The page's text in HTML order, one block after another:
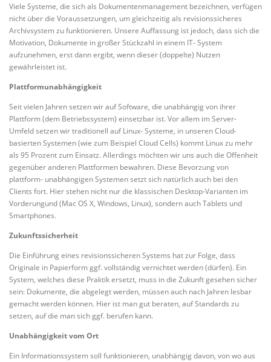
Viele Systeme, die sich als Dokumentenmanagement bezeichnen, verfügen
nicht über die Voraussetzungen, um gleichzeitig als revisionssicheres
Archivsystem zu funktionieren. Unsere Auffassung ist jedoch, dass sich die
Motivation, Dokumente in großer Stückzahl in einem IT- System
aufzunehmen, erst dann ergibt, wenn dieser (doppelte) Nutzen
gewährleistet ist.
Plattformunabhängigkeit
Seit vielen Jahren setzen wir auf Software, die unabhängig von ihrer
Plattform (dem Betriebssystem) einsetzbar ist. Vor allem im Server-
Umfeld setzen wir traditionell auf Linux- Systeme, in unseren Cloud-
basierten Systemen (wie zum Beispiel Cloud Cells) kommt Linux zu mehr
als 95 Prozent zum Einsatz. Allerdings möchten wir uns auch die Offenheit
gegenüber anderen Plattformen bewahren. Diese Bevorzung von
plattform- unabhängigen Systemen setzt sich natürlich auch bei den
Clients fort. Hier stehen nicht nur die klassischen Desktop-Varianten im
Vorderungund (Mac OS X, Windows, Linux), sondern auch Tablets und
Smartphones.
Zukunftssicherheit
Die Einführung eines revisionssicheren Systems hat zur Folge, dass
Originale in Papierform ggf. vollständig vernichtet werden (dürfen). Ein
System, welches diese Praktik ersetzt, muss in die Zukunft gesehen sicher
sein: Dokumente, die abgelegt werden, müssen auch nach Jahren lesbar
gemacht werden können. Hier ist man gut beraten, auf Standards zu
setzen, auf die man sich ggf. berufen kann.
Unabhängigkeit vom Ort
Ein Informationssystem soll funktionieren, unabhängig davon, von wo aus